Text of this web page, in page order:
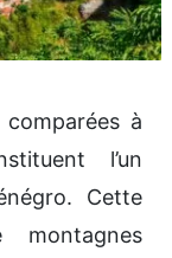
à
l’un
Cette
montagnes